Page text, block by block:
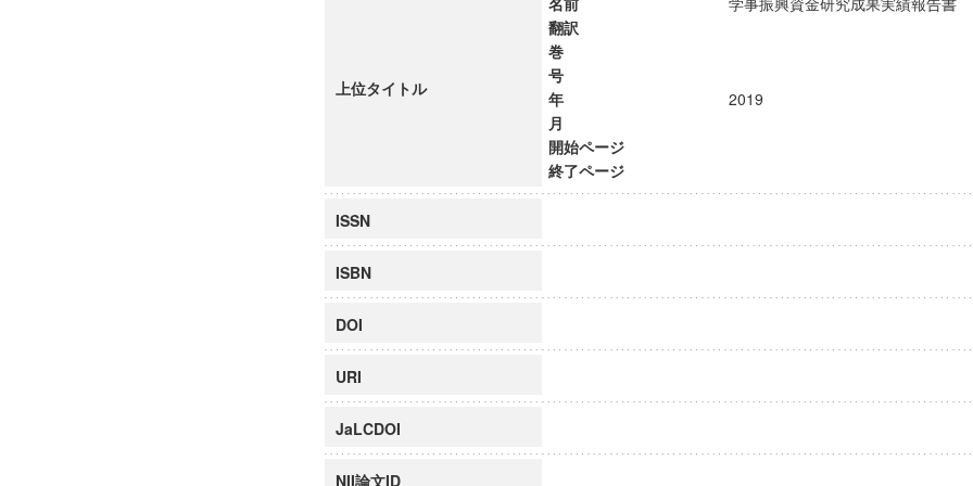
上位タイトル
翻訳
巻
号
年
2019
月
開始ページ
終了ページ
ISSN
ISBN
DOI
URI
JaLCDOI
NII論文ID